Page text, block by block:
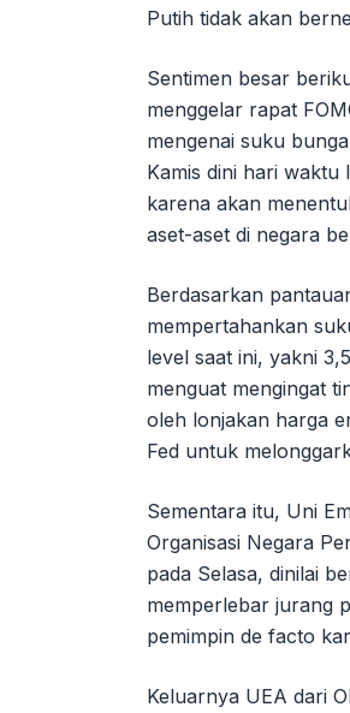
Putih tidak akan
Sentimen besar
menggelar rapat
mengenai suku
Kamis dini hari waktu
karena akan
aset-aset di negara
Berdasarkan
mempertahankan
level saat ini, yakni
menguat mengingat
oleh lonjakan harga
Fed untuk
Sementara itu, Uni
Organisasi Negara
pada Selasa, dinilai
memperlebar jurang
pemimpin de facto
Keluarnya UEA dari